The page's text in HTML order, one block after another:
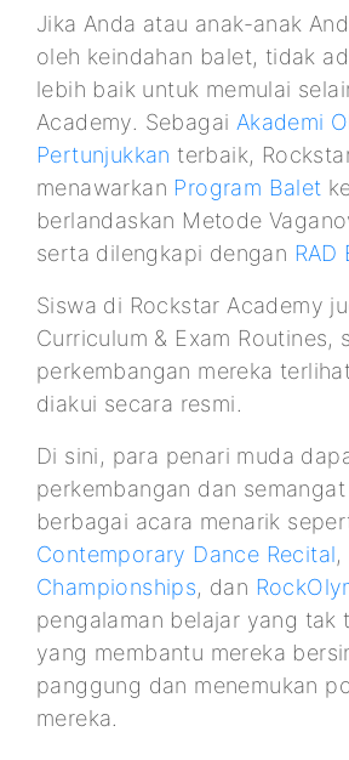
Jika Anda atau anak-anak
oleh keindahan balet, tidak
lebih baik untuk memulai
Academy. Sebagai Akademi
Pertunjukkan terbaik,
menawarkan Program Balet
berlandaskan Metode
serta dilengkapi dengan RAD
Siswa di Rockstar Academy
Curriculum & Exam Routines,
perkembangan mereka
diakui secara resmi.
Di sini, para penari muda
perkembangan dan
berbagai acara menarik
Contemporary Dance Recital,
Championships, dan
pengalaman belajar yang tak
yang membantu mereka
panggung dan menemukan
mereka.